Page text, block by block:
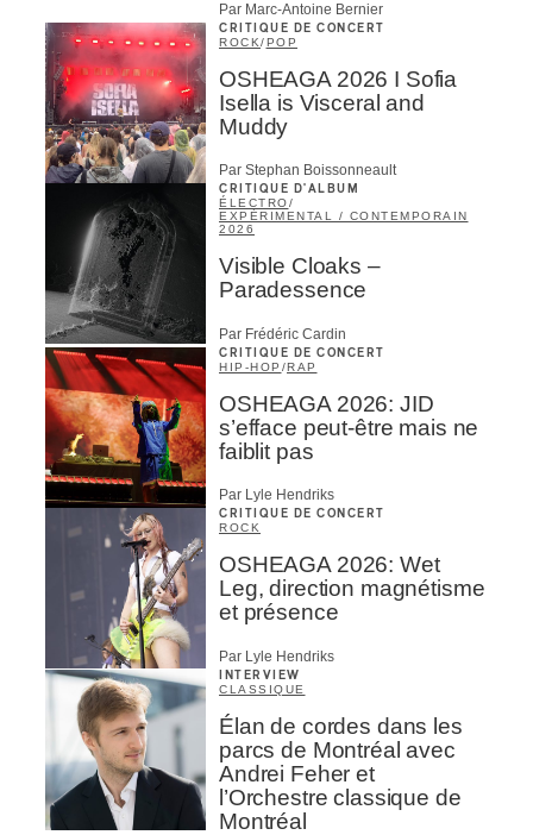
Par Marc-Antoine Bernier
CRITIQUE DE CONCERT
ROCK/POP
OSHEAGA 2026 I Sofia
Isella is Visceral and
Muddy
Par Stephan Boissonneault
CRITIQUE D'ALBUM
ÉLECTRO/
EXPÉRIMENTAL / CONTEMPORAIN
2026
Visible Cloaks –
Paradessence
Par Frédéric Cardin
CRITIQUE DE CONCERT
HIP-HOP /RAP
OSHEAGA 2026: JID
s’efface peut-être mais ne
faiblit pas
Par Lyle Hendriks
CRITIQUE DE CONCERT
ROCK
OSHEAGA 2026: Wet
Leg, direction magnétisme
et présence
Par Lyle Hendriks
INTERVIEW
CLASSIQUE
Élan de cordes dans les
parcs de Montréal avec
Andrei Feher et
l’Orchestre classique de
Montréal